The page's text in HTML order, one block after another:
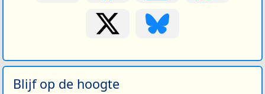
Blijf op de hoogte